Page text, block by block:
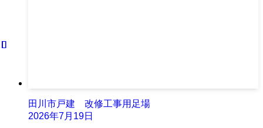
田川市戸建 改修工事用足場
2026年7月19日